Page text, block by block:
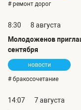
# ремонт дорог
8:30
8 августа
Молодоженов
сентября
новости
# бракосочетание
14:07
7 августа